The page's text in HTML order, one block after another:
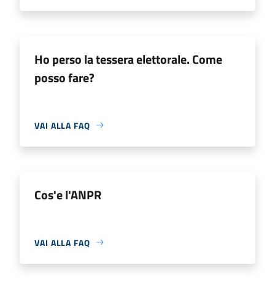
Ho perso la tessera elettorale. Come
posso fare?
VAI ALLA FAQ
Cos'e l'ANPR
VAI ALLA FAQ